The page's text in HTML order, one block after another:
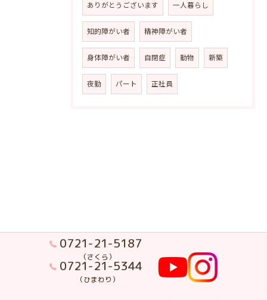
ありがとうございます 一人暮らし
知的障がい者 精神障がい者
身体障がい者 自閉症 動物 新築
夜勤 パート 正社員
0721-21-5187
（さくら）
0721-21-5344
（ひまわり）